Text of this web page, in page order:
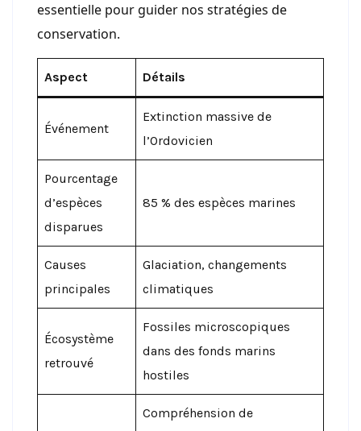
essentielle pour guider nos stratégies de
conservation.
Aspect Détails
Événement
Extinction massive de
l’Ordovicien
Pourcentage
d’espèces
disparues
85 % des espèces marines
Causes
principales
Glaciation, changements
climatiques
Écosystème
retrouvé
Fossiles microscopiques
dans des fonds marins
hostiles
Compréhension de